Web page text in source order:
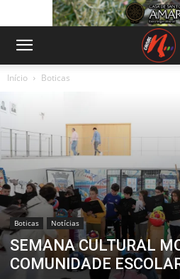
Início Boticas
Boticas Notícias
SEMANA CULTURAL
COMUNIDADE